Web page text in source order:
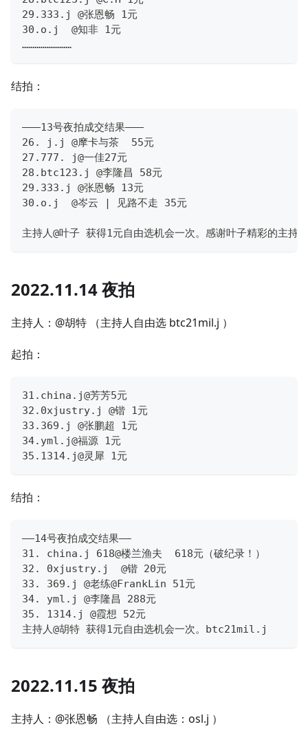
29.333.j @张恩畅 1元
30.o.j  @知非 1元
……………………
结拍：
———13号夜拍成交结果———
26. j.j @摩卡与茶  55元
27.777. j@一佳27元
28.btc123.j @李隆昌 58元
29.333.j @张恩畅 13元
30.o.j  @岑云 | 见路不走 35元
主持人@叶子 获得1元自由选机会一次。感谢叶子精彩的主持
2022.11.14 夜拍
主持人：@胡特 （主持人自由选 btc21mil.j ）
起拍：
31.china.j@芳芳5元
32.0xjustry.j @锴 1元
33.369.j @张鹏超 1元
34.yml.j@福源 1元
35.1314.j@灵犀 1元
结拍：
——14号夜拍成交结果——
31. china.j 618@楼兰渔夫  618元（破纪录！）
32. 0xjustry.j  @锴 20元
33. 369.j @老练@FrankLin 51元
34. yml.j @李隆昌 288元
35. 1314.j @霞想 52元
主持人@胡特 获得1元自由选机会一次。btc21mil.j
2022.11.15 夜拍
主持人：@张恩畅 （主持人自由选：osl.j ）